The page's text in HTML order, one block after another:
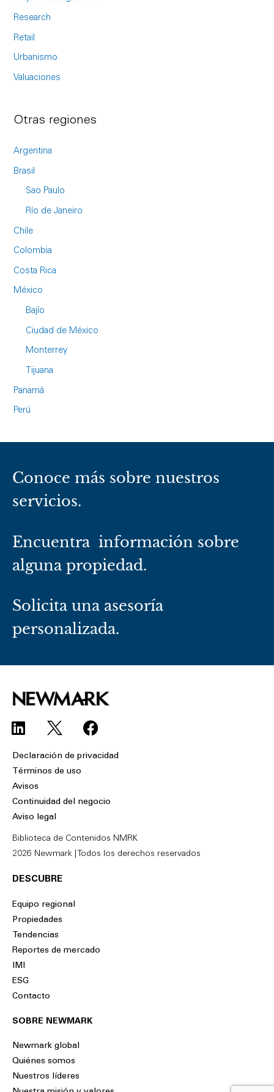
Research
Retail
Urbanismo
Valuaciones
Otras regiones
Argentina
Brasil
Sao Paulo
Río de Janeiro
Chile
Colombia
Costa Rica
México
Bajío
Ciudad de México
Monterrey
Tijuana
Panamá
Perú
Conoce más sobre nuestros
servicios.
Encuentra información sobre
alguna propiedad.
Solicita una asesoría
personalizada.
L
i
n
k
e
d
i
F
a
c
o
o
Declaración de privacidad
Términos de uso
Avisos
Continuidad del negocio
Aviso legal
Biblioteca de Contenidos NMRK
2026 Newmark | Todos los derechos reservados
DESCUBRE
Equipo regional
Propiedades
Tendencias
Reportes de mercado
IMI
ESG
Contacto
SOBRE NEWMARK
Newmark global
Quiénes somos
Nuestros líderes